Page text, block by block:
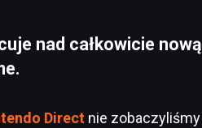
nad całkowicie nową
Direct nie zobaczyliśmy